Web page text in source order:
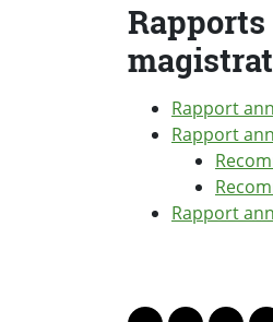
Rapport
Rapport
Rapport